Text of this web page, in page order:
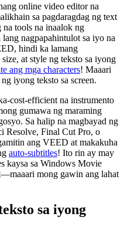
online video editor na
sa pagdaragdag ng text
tools na inaalok ng
nagpapahintulot sa iyo na
hindi ka lamang
at style ng teksto sa iyong
ang mga characters! Maaari
iyong teksto sa screen.
cost-efficient na instrumento
gumawa ng maraming
Sa halip na magbayad ng
Resolve, Final Cut Pro, o
ang VEED at makakuha
auto-subtitles! Ito rin ay may
kaysa sa Windows Movie
mong gawin ang lahat
sa iyong